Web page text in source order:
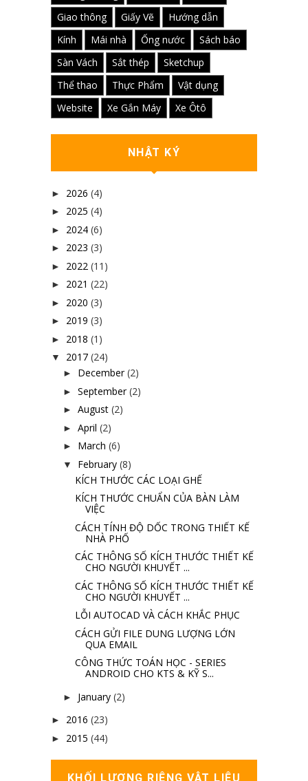
Giao thông
Giấy Vẽ
Hướng dẫn
Kính
Mái nhà Ống nước
Sách báo
Sàn Vách
Sắt thép
Sketchup
Thể thao
Thực Phẩm
Vật dụng
Website
Xe Gắn Máy Xe Ôtô
NHẬT KÝ
► 2026 (4)
► 2025 (4)
► 2024 (6)
► 2023 (3)
► 2022 (11)
► 2021 (22)
► 2020 (3)
► 2019 (3)
► 2018 (1)
▼ 2017 (24)
► December (2)
► September (2)
► August (2)
► April (2)
► March (6)
▼ February (8)
KÍCH THƯỚC CÁC LOẠI GHẾ
KÍCH THƯỚC CHUẨN CỦA BÀN LÀM
VIỆC
CÁCH TÍNH ĐỘ DỐC TRONG THIẾT KẾ
NHÀ PHỐ
CÁC THÔNG SỐ KÍCH THƯỚC THIẾT KẾ
CHO NGƯỜI KHUYẾT ...
CÁC THÔNG SỐ KÍCH THƯỚC THIẾT KẾ
CHO NGƯỜI KHUYẾT ...
LỖI AUTOCAD VÀ CÁCH KHẮC PHỤC
CÁCH GỬI FILE DUNG LƯỢNG LỚN
QUA EMAIL
CÔNG THỨC TOÁN HỌC - SERIES
ANDROID CHO KTS & KỸ S...
► January (2)
► 2016 (23)
► 2015 (44)
KHỐI LƯỢNG RIÊNG VẬT LIỆU